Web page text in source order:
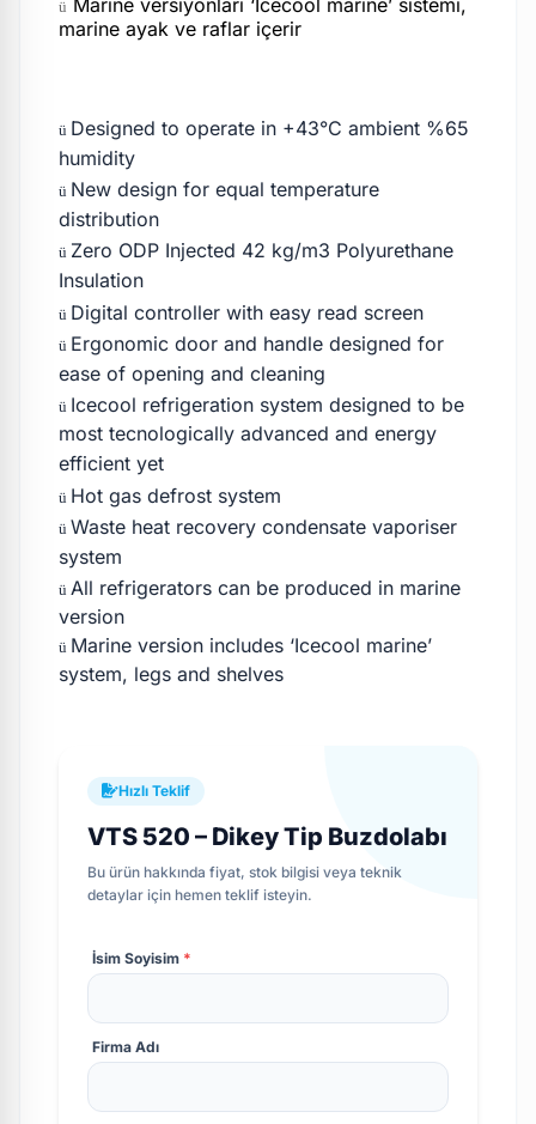
ü
marine ayak ve raflar içerir
ü Designed to operate in +43°C ambient %65
humidity
ü New design for equal temperature
distribution
ü Zero ODP Injected 42 kg/m3 Polyurethane
Insulation
ü Digital controller with easy read screen
ü Ergonomic door and handle designed for
ease of opening and cleaning
ü Icecool refrigeration system designed to be
most tecnologically advanced and energy
efficient yet
ü Hot gas defrost system
ü Waste heat recovery condensate vaporiser
system
ü All refrigerators can be produced in marine
version
ü Marine version includes ‘Icecool marine’
system, legs and shelves
Hızlı Teklif
VTS 520 – Dikey Tip Buzdolabı
Bu ürün hakkında fiyat, stok bilgisi veya teknik
detaylar için hemen teklif isteyin.
İsim Soyisim *
Firma Adı